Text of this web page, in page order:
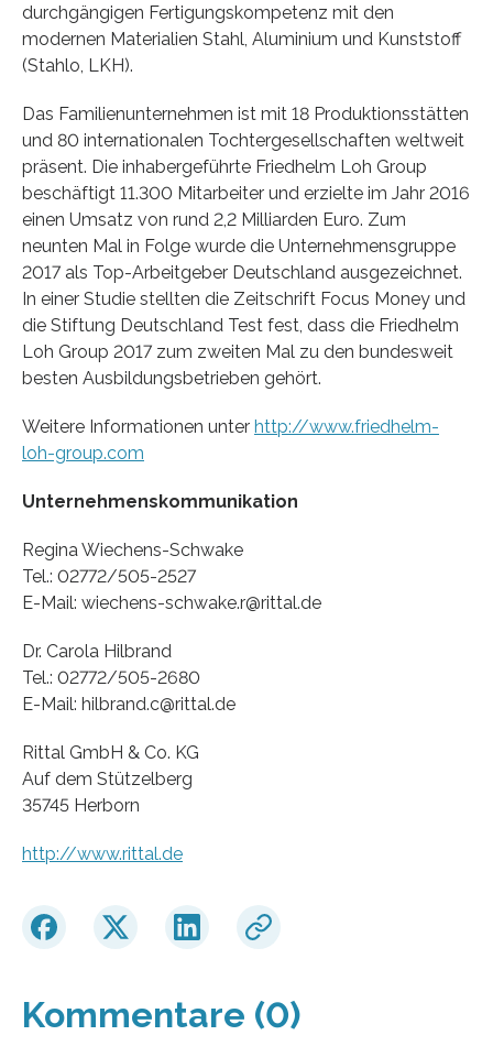
durchgängigen Fertigungskompetenz mit den
modernen Materialien Stahl, Aluminium und Kunststoff
(Stahlo, LKH).
Das Familienunternehmen ist mit 18 Produktionsstätten
und 80 internationalen Tochtergesellschaften weltweit
präsent. Die inhabergeführte Friedhelm Loh Group
beschäftigt 11.300 Mitarbeiter und erzielte im Jahr 2016
einen Umsatz von rund 2,2 Milliarden Euro. Zum
neunten Mal in Folge wurde die Unternehmensgruppe
2017 als Top-Arbeitgeber Deutschland ausgezeichnet.
In einer Studie stellten die Zeitschrift Focus Money und
die Stiftung Deutschland Test fest, dass die Friedhelm
Loh Group 2017 zum zweiten Mal zu den bundesweit
besten Ausbildungsbetrieben gehört.
Weitere Informationen unter http://www.friedhelm-
loh-group.com
Unternehmenskommunikation
Regina Wiechens-Schwake
Tel.: 02772/505-2527
E-Mail: wiechens-schwake.r@rittal.de
Dr. Carola Hilbrand
Tel.: 02772/505-2680
E-Mail: hilbrand.c@rittal.de
Rittal GmbH & Co. KG
Auf dem Stützelberg
35745 Herborn
http://www.rittal.de
Kommentare (0)